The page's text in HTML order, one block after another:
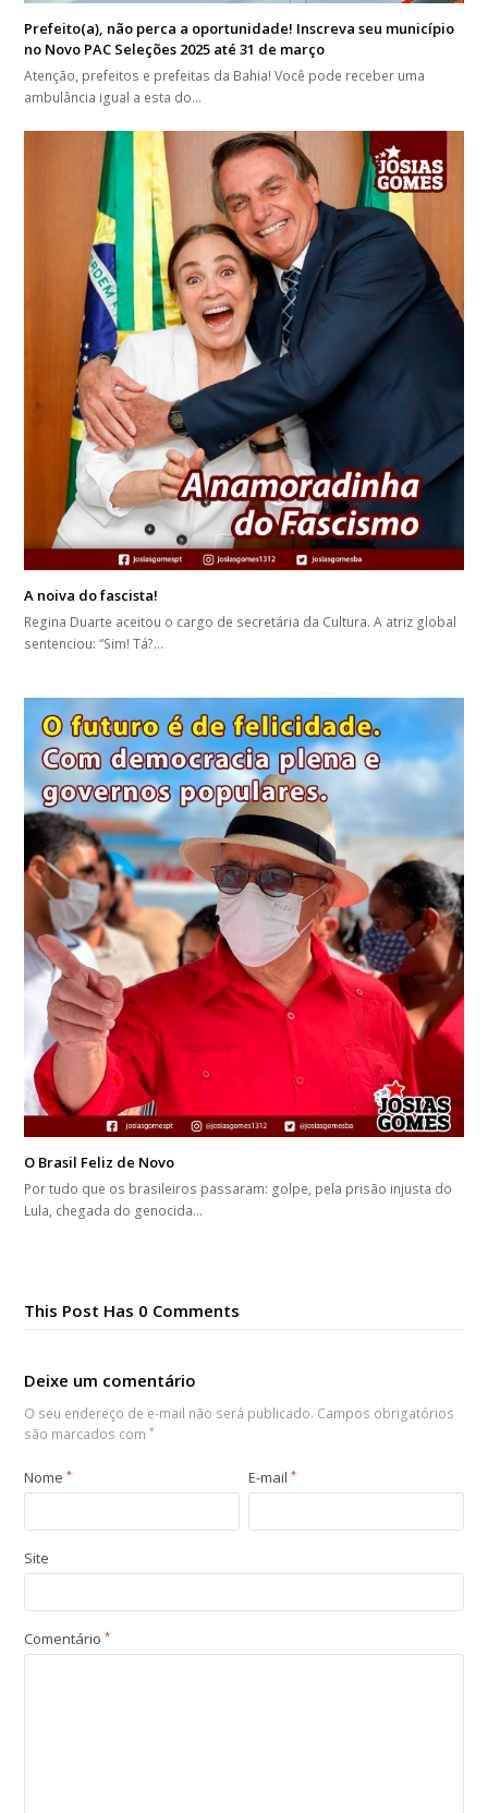
Prefeito(a), não perca a oportunidade! Inscreva seu município
no Novo PAC Seleções 2025 até 31 de março
Atenção, prefeitos e prefeitas da Bahia! Você pode receber uma
ambulância igual a esta do…
A noiva do fascista!
Regina Duarte aceitou o cargo de secretária da Cultura. A atriz global
sentenciou: “Sim! Tá?…
O Brasil Feliz de Novo
Por tudo que os brasileiros passaram: golpe, pela prisão injusta do
Lula, chegada do genocida…
This Post Has 0 Comments
Deixe um comentário
O seu endereço de e-mail não será publicado. Campos obrigatórios
são marcados com*
Nome* E-mail*
Site
Comentário*